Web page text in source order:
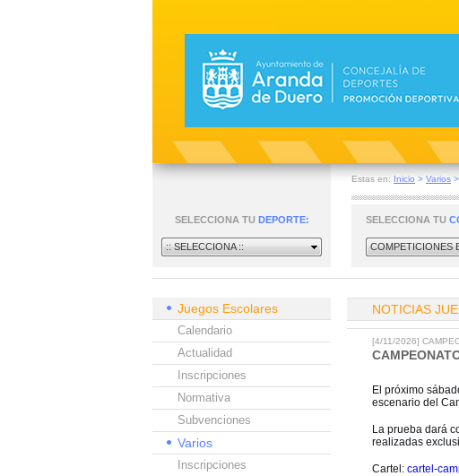
Estas en: Inicio > Varios >
SELECCIONA TU DEPORTE:
:: SELECCIONA ::
SELECCIONA TU
COMPETICIONES
Juegos Escolares
Calendario
Actualidad
Inscripciones
Normativa
Subvenciones
Varios
Inscripciones
NOTICIAS
[4/11/2026]
El próximo
escenario del
La prueba dará
realizadas
Cartel: cartel-